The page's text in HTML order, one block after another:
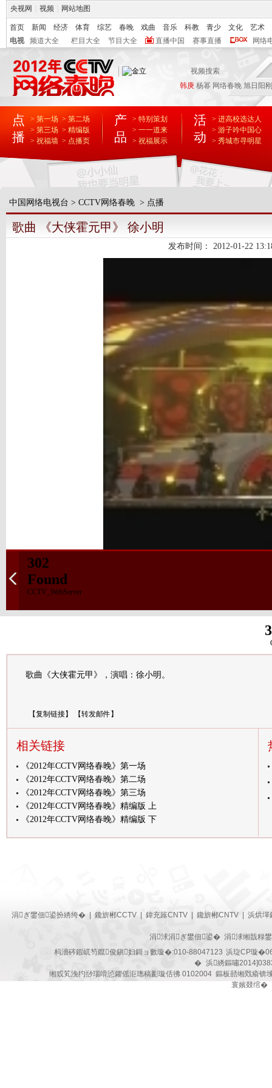
央视网 视频 网站地图
首页 新闻 经济 体育 综艺 春晚 戏曲 音乐 科教 青少 文化
艺术
电视
频道大全 栏目大全 节目大全 直播中国 赛事直播 网络
韩庚 杨幂 网络春晚 旭日阳刚
点
播
> 第一场 > 第二场
> 第三场 > 精编版
> 祝福墙 > 点播页
产
品
> 特别策划
> 一一道来
> 祝福展示
活
动
> 进高校选达人
> 游子吟中国心
> 秀城市寻明星
中国网络电视台 > CCTV网络春晚 > 点播
歌曲 《大侠霍元甲》 徐小明
发布时间： 2012-01-22
302
Found
CCTV_WebServer
歌曲《大侠霍元甲》，演唱：徐小明。
【复制链接】 【转发邮件 】
相关链接
《2012年CCTV网络春晚》第一场
《2012年CCTV网络春晚》第二场
《2012年CCTV网络春晚》第三场
《2012年CCTV网络春晚》精编版 上
《2012年CCTV网络春晚》精编版 下
涓ぎ鐢佃鍙扮綉绔� 鑱旂郴CCTV 鍏充簬CNTV 鑱旂郴CNTV 浜烘墠
涓浗涓ぎ鐢佃鍙� 涓浗缃戠粶
杩濇硶鍜屼笉鑹俊鎭妇鎶ョ數璇�:010-88047123 浜琁CP璇
� 浜綉鏂嘯
缃戜笂浼犳挱瑙嗗惉鑺傜洰璁稿彲璇佸彿 0102004 鏂板嚭缃戣瘉
寰嬪叕绾�